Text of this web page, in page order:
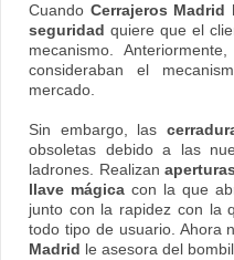
Cuando Cerrajeros Madrid
seguridad quiere que el
mecanismo.
consideraban el
mercado.
Sin embargo, las
obsoletas debido a las
ladrones. Realizan
llave mágicacon la que
junto con la rapidez con la
todo tipo de usuario. Ahora
Madrid le asesora del